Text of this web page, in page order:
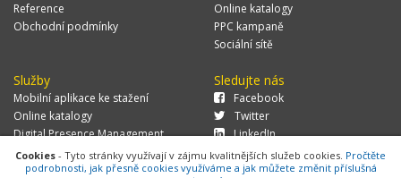
Reference
Obchodní podmínky
Online katalogy
PPC kampaně
Sociální sítě
Služby
Mobilní aplikace ke stažení
Online katalogy
Digital Presence Management
Více zákazníků
Sledujte nás
Facebook
Twitter
LinkedIn
Cookies - Tyto stránky využívají v zájmu kvalitnějších služeb cookies. Pročtěte
podrobnosti, jak přesně cookies využíváme a jak můžete změnit příslušná